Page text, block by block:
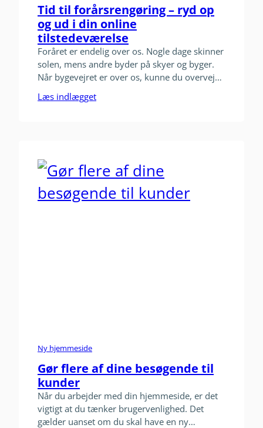
Tid til forårsrengøring – ryd op
og ud i din online
tilstedeværelse
Foråret er endelig over os. Nogle dage skinner
solen, mens andre byder på skyer og byger.
Når bygevejret er over os, kunne du overveje
forårsrengøring og oprydning. Spørgsmålet er
Læs indlægget
Ny hjemmeside
Gør flere af dine besøgende til
kunder
Når du arbejder med din hjemmeside, er det
vigtigt at du tænker brugervenlighed. Det
gælder uanset om du skal have en ny